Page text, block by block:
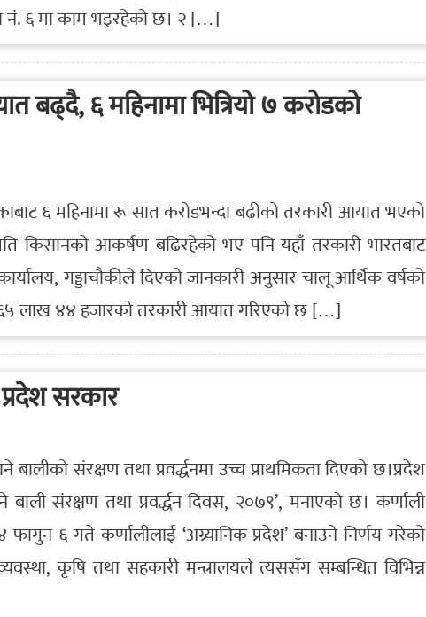
नं. ६ मा काम भइरहेको छ। २ […]
बढ्दै, ६ महिनामा भित्रियो ७ करोडको
६ महिनामा रू सात करोडभन्दा बढीको तरकारी आयात भएको
किसानको आकर्षण बढिरहेको भए पनि यहाँ तरकारी भारतबाट
गड्डाचौकीले दिएको जानकारी अनुसार चालू आर्थिक वर्षको
लाख ४४ हजारको तरकारी आयात गरिएको छ […]
सरकार
संरक्षण तथा प्रवर्द्धनमा उच्च प्राथमिकता दिएको छ।प्रदेश
बाली संरक्षण तथा प्रवर्द्धन दिवस, २०७९’, मनाएको छ। कर्णाली
६ गते कर्णालीलाई ‘अग्र्यानिक प्रदेश’ बनाउने निर्णय गरेको
कृषि तथा सहकारी मन्त्रालयले त्यससँग सम्बन्धित विभिन्न